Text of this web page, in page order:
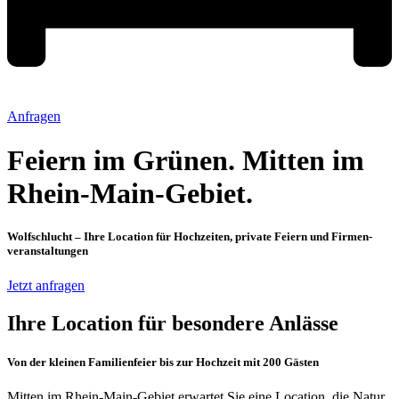
Anfragen
Feiern im Grünen. Mitten im
Rhein-Main-Gebiet.
Wolfschlucht – Ihre Location für Hochzeiten, private Feiern und Firmen­
veranstaltungen
Jetzt anfragen
Ihre Location für besondere Anlässe
Von der kleinen Familienfeier bis zur Hochzeit mit 200 Gästen